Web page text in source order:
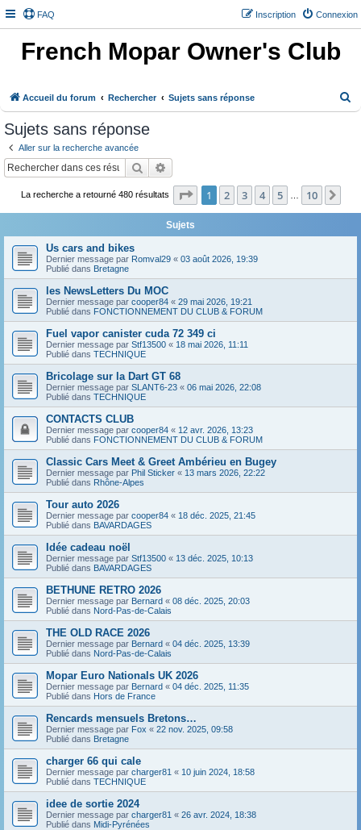
FAQ Connexion
Inscription
French Mopar Owner's Club
Accueil du forum Rechercher Sujets sans réponse
c
Sujets sans réponse
Aller sur la recherche avancée
Rechercher
La recherche a retourné 480 résultats Page 1sur10
1 2 3 4 5 10
Sujets
Us cars and bikes
Dernier message par Romval29 « 03 août 2026, 19:39
Publié dans Bretagne
les NewsLetters Du MOC
Dernier message par cooper84 « 29 mai 2026, 19:21
Publié dans FONCTIONNEMENT DU CLUB & FORUM
Fuel vapor canister cuda 72 349 ci
Dernier message par Stf13500 « 18 mai 2026, 11:11
Publié dans TECHNIQUE
Bricolage sur la Dart GT 68
Dernier message par SLANT6-23 « 06 mai 2026, 22:08
Publié dans TECHNIQUE
CONTACTS CLUB
Dernier message par cooper84 « 12 avr. 2026, 13:23
Publié dans FONCTIONNEMENT DU CLUB & FORUM
Classic Cars Meet & Greet Ambérieu en Bugey
Dernier message par Phil Sticker « 13 mars 2026, 22:22
Publié dans Rhône-Alpes
Tour auto 2026
Dernier message par cooper84 « 18 déc. 2025, 21:45
Publié dans BAVARDAGES
Idée cadeau noël
Dernier message par Stf13500 « 13 déc. 2025, 10:13
Publié dans BAVARDAGES
BETHUNE RETRO 2026
Dernier message par Bernard « 08 déc. 2025, 20:03
Publié dans Nord-Pas-de-Calais
THE OLD RACE 2026
Dernier message par Bernard « 04 déc. 2025, 13:39
Publié dans Nord-Pas-de-Calais
Mopar Euro Nationals UK 2026
Dernier message par Bernard « 04 déc. 2025, 11:35
Publié dans Hors de France
Rencards mensuels Bretons…
Dernier message par Fox « 22 nov. 2025, 09:58
Publié dans Bretagne
charger 66 qui cale
Dernier message par charger81 « 10 juin 2024, 18:58
Publié dans TECHNIQUE
idee de sortie 2024
Dernier message par charger81 « 26 avr. 2024, 18:38
Publié dans Midi-Pyrénées